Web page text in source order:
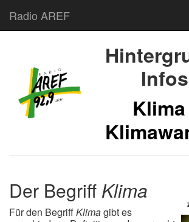
Radio AREF
Infos
Der Begriff Klima
Für den BegriffKlimagibt es